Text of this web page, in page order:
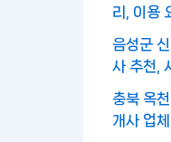
리, 이용
음성군
사 추천,
충북 옥
개사 업